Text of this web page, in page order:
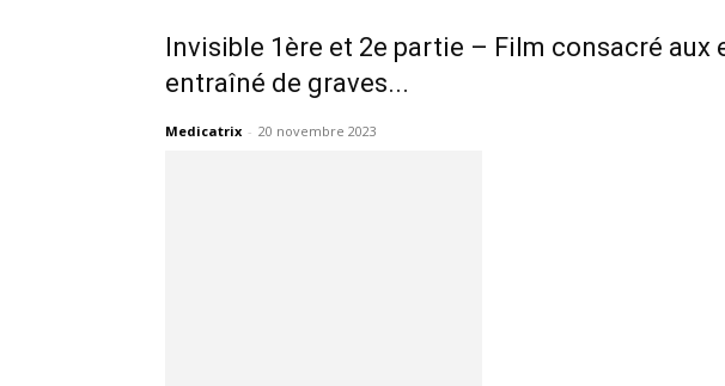
Invisible 1ère et 2e partie – Film consacré
entraîné de graves...
Medicatrix - 20 novembre 2023